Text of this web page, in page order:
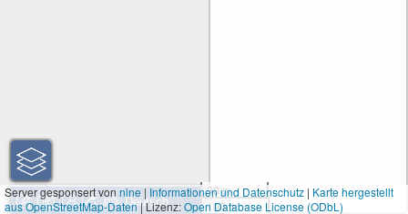
30 m
100 ft
Server gesponsert vonnine|Informationen und Datenschutz | Karte hergestellt
aus OpenStreetMap-Daten| Lizenz:Open Database License (ODbL)